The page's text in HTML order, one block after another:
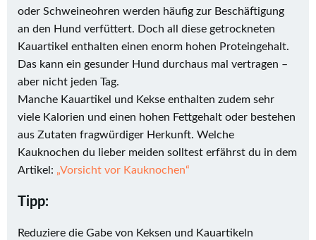
oder Schweineohren werden häufig zur Beschäftigung
an den Hund verfüttert. Doch all diese getrockneten
Kauartikel enthalten einen enorm hohen Proteingehalt.
Das kann ein gesunder Hund durchaus mal vertragen –
aber nicht jeden Tag.
Manche Kauartikel und Kekse enthalten zudem sehr
viele Kalorien und einen hohen Fettgehalt oder bestehen
aus Zutaten fragwürdiger Herkunft. Welche
Kauknochen du lieber meiden solltest erfährst du in dem
Artikel: „Vorsicht vor Kauknochen“
Tipp:
Reduziere die Gabe von Keksen und Kauartikeln